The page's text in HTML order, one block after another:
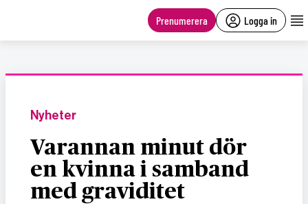
Prenumerera Logga in
Nyheter
Varannan minut dör
en kvinna i samband
med graviditet